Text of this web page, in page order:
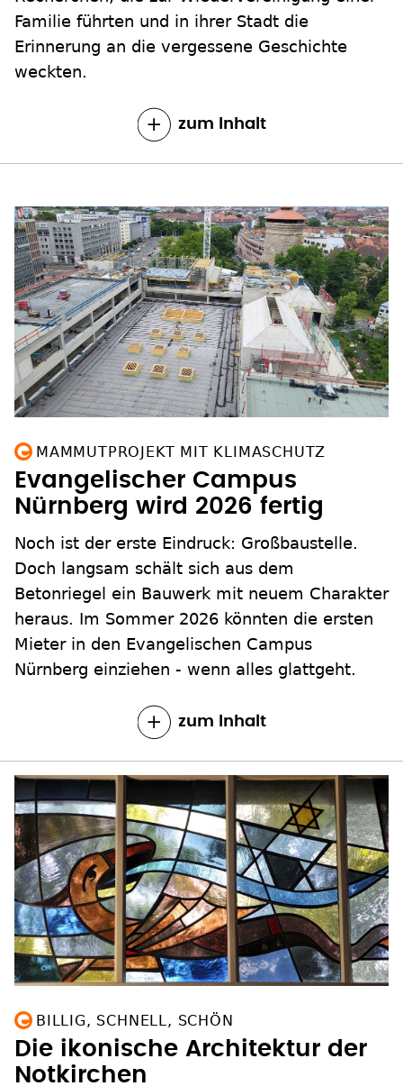
Familie führten und in ihrer Stadt die
Erinnerung an die vergessene Geschichte
weckten.
zum Inhalt
MAMMUTPROJEKT MIT KLIMASCHUTZ
Evangelischer Campus
Nürnberg wird 2026 fertig
Noch ist der erste Eindruck: Großbaustelle.
Doch langsam schält sich aus dem
Betonriegel ein Bauwerk mit neuem Charakter
heraus. Im Sommer 2026 könnten die ersten
Mieter in den Evangelischen Campus
Nürnberg einziehen - wenn alles glattgeht.
zum Inhalt
BILLIG, SCHNELL, SCHÖN
Die ikonische Architektur der
Notkirchen